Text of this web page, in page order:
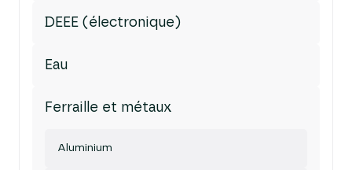
DEEE (électronique)
Eau
Ferraille et métaux
Aluminium